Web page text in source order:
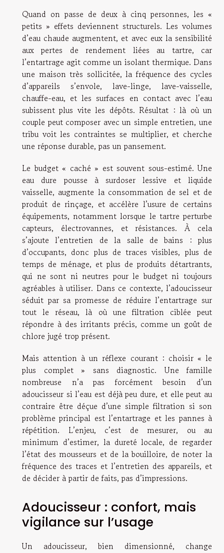
Quand on passe de deux à cinq personnes, les «
petits » effets deviennent structurels. Les volumes
d’eau chaude augmentent, et avec eux la sensibilité
aux pertes de rendement liées au tartre, car
l’entartrage agit comme un isolant thermique. Dans
une maison très sollicitée, la fréquence des cycles
d’appareils s’envole, lave-linge, lave-vaisselle,
chauffe-eau, et les surfaces en contact avec l’eau
subissent plus vite les dépôts. Résultat : là où un
couple peut composer avec un simple entretien, une
tribu voit les contraintes se multiplier, et cherche
une réponse durable, pas un pansement.
Le budget « caché » est souvent sous-estimé. Une
eau dure pousse à surdoser lessive et liquide
vaisselle, augmente la consommation de sel et de
produit de rinçage, et accélère l’usure de certains
équipements, notamment lorsque le tartre perturbe
capteurs, électrovannes, et résistances. À cela
s’ajoute l’entretien de la salle de bains : plus
d’occupants, donc plus de traces visibles, plus de
temps de ménage, et plus de produits détartrants,
qui ne sont ni neutres pour le budget ni toujours
agréables à utiliser. Dans ce contexte, l’adoucisseur
séduit par sa promesse de réduire l’entartrage sur
tout le réseau, là où une filtration ciblée peut
répondre à des irritants précis, comme un goût de
chlore jugé trop présent.
Mais attention à un réflexe courant : choisir « le
plus complet » sans diagnostic. Une famille
nombreuse n’a pas forcément besoin d’un
adoucisseur si l’eau est déjà peu dure, et elle peut au
contraire être déçue d’une simple filtration si son
problème principal est l’entartrage et les pannes à
répétition. L’enjeu, c’est de mesurer, ou au
minimum d’estimer, la dureté locale, de regarder
l’état des mousseurs et de la bouilloire, de noter la
fréquence des traces et l’entretien des appareils, et
de décider à partir de faits, pas d’impressions.
Adoucisseur : confort, mais
vigilance sur l’usage
Un adoucisseur, bien dimensionné, change